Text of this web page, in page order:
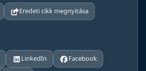
Eredeti cikk megnyitása
LinkedIn
Facebook